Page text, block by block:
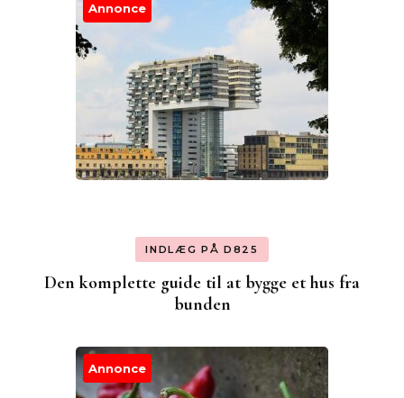
Annonce
INDLÆG PÅ D825
Den komplette guide til at bygge et hus fra
bunden
Annonce